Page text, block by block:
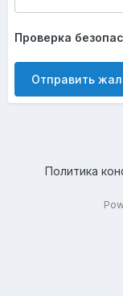
Проверка
Отправить
Политика